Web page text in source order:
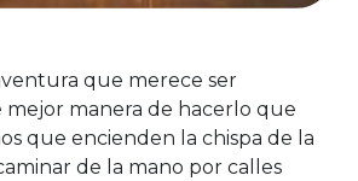
que merece ser
mejor manera de hacerlo que
que encienden la chispa de la
de la mano por calles